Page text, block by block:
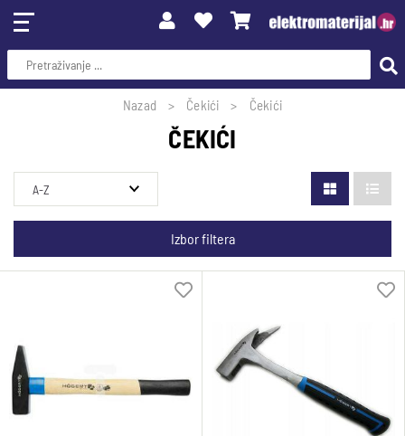
Nazad Čekići Čekići
ČEKIĆI
Izbor filtera